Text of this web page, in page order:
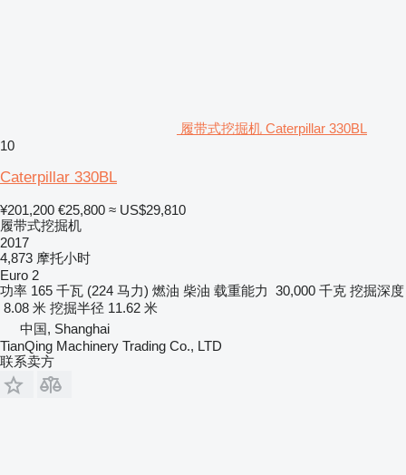
履带式挖掘机 Caterpillar 330BL
10
Caterpillar 330BL
¥201,200 €25,800 ≈ US$29,810
履带式挖掘机
2017
4,873 摩托小时
Euro 2
功率 165 千瓦 (224 马力) 燃油 柴油 载重能力 30,000 千克 挖掘深度
8.08 米 挖掘半径 11.62 米
中国, Shanghai
TianQing Machinery Trading Co., LTD
联系卖方